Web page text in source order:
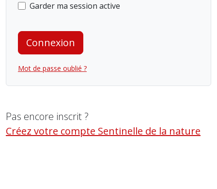
Garder ma session active
Connexion
Mot de passe oublié ?
Pas encore inscrit ?
Créez votre compte Sentinelle de la nature